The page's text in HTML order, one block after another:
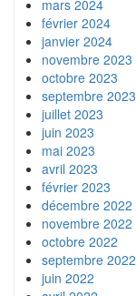
mars 2024
février 2024
janvier 2024
novembre 2023
octobre 2023
septembre 2023
juillet 2023
juin 2023
mai 2023
avril 2023
février 2023
décembre 2022
novembre 2022
octobre 2022
septembre 2022
juin 2022